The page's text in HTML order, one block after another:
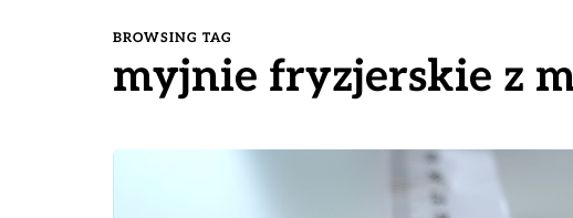
BROWSING TAG
myjnie fryzjerskie z